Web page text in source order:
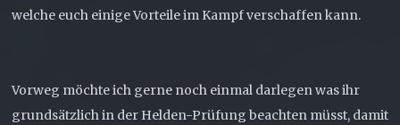
welche euch einige Vorteile im Kampf verschaffen kann.
Vorweg möchte ich gerne noch einmal darlegen was ihr
grundsätzlich in der Helden-Prüfung beachten müsst, damit